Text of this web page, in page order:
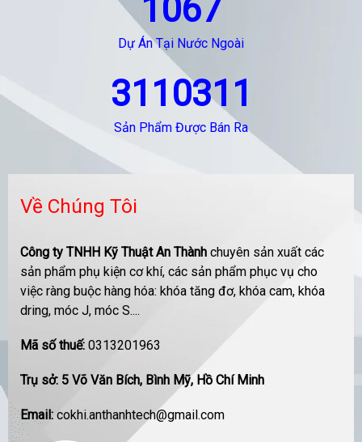
1067
Dự Án Tại Nước Ngoài
3110311
Sản Phẩm Được Bán Ra
Về Chúng Tôi
Công ty TNHH Kỹ Thuật An Thành chuyên sản xuất các
sản phẩm phụ kiện cơ khí, các sản phẩm phục vụ cho
việc ràng buộc hàng hóa: khóa tăng đơ, khóa cam, khóa
dring, móc J, móc S....
Mã số thuế: 0313201963
Trụ sở: 5 Võ Văn Bích, Bình Mỹ, Hồ Chí Minh
Email: cokhi.anthanhtech@gmail.com